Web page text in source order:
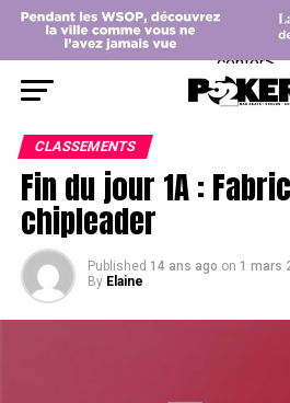
center>
CLASSEMENTS
Fin du jour 1A :
chipleader
Published 14 ans ago on 1 mars
By Elaine